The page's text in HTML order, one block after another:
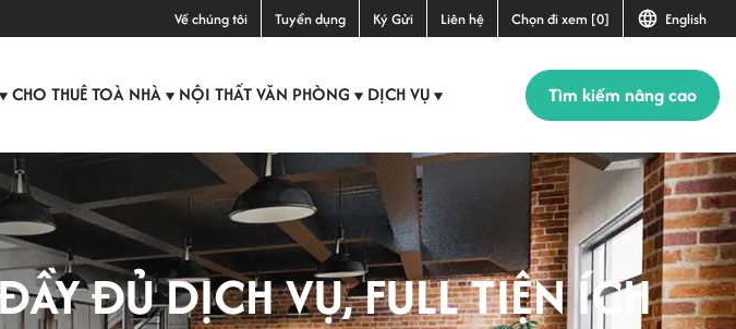
Về chúng tôi Tuyển dụng Ký Gửi Liên hệ Chọn đi xem [0] English
▼ CHO THUÊ TOÀ NHÀ ▼ NỘI THẤT VĂN PHÒNG ▼ DỊCH VỤ ▼ Tìm kiếm nâng cao
ĐỦ DỊCH VỤ, FULL TIỆN ÍCH